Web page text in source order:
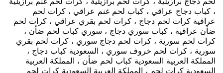
، كباب دجاج عراقي ، كباب لحم غنم عراقي ، كرات لحم
عراقية كرات لحم دجاج ، كرات لحم بقري عراقي ، كرات لحم
ضأن عراقية ، كباب سوري دجاج ، سوري كباب لحم ضأن ،
كرات لحم سورية ، كرات لحم دجاج سوري ، كرات لحم بقري
سورية ، كرات لحم خروف سوري ، السعودية كباب دجاج ،
المملكة العربية السعودية كباب لحم ضأن ، المملكة العربية
السعودية كرات لحم ، المملكة العربية السعودية كرات لحم